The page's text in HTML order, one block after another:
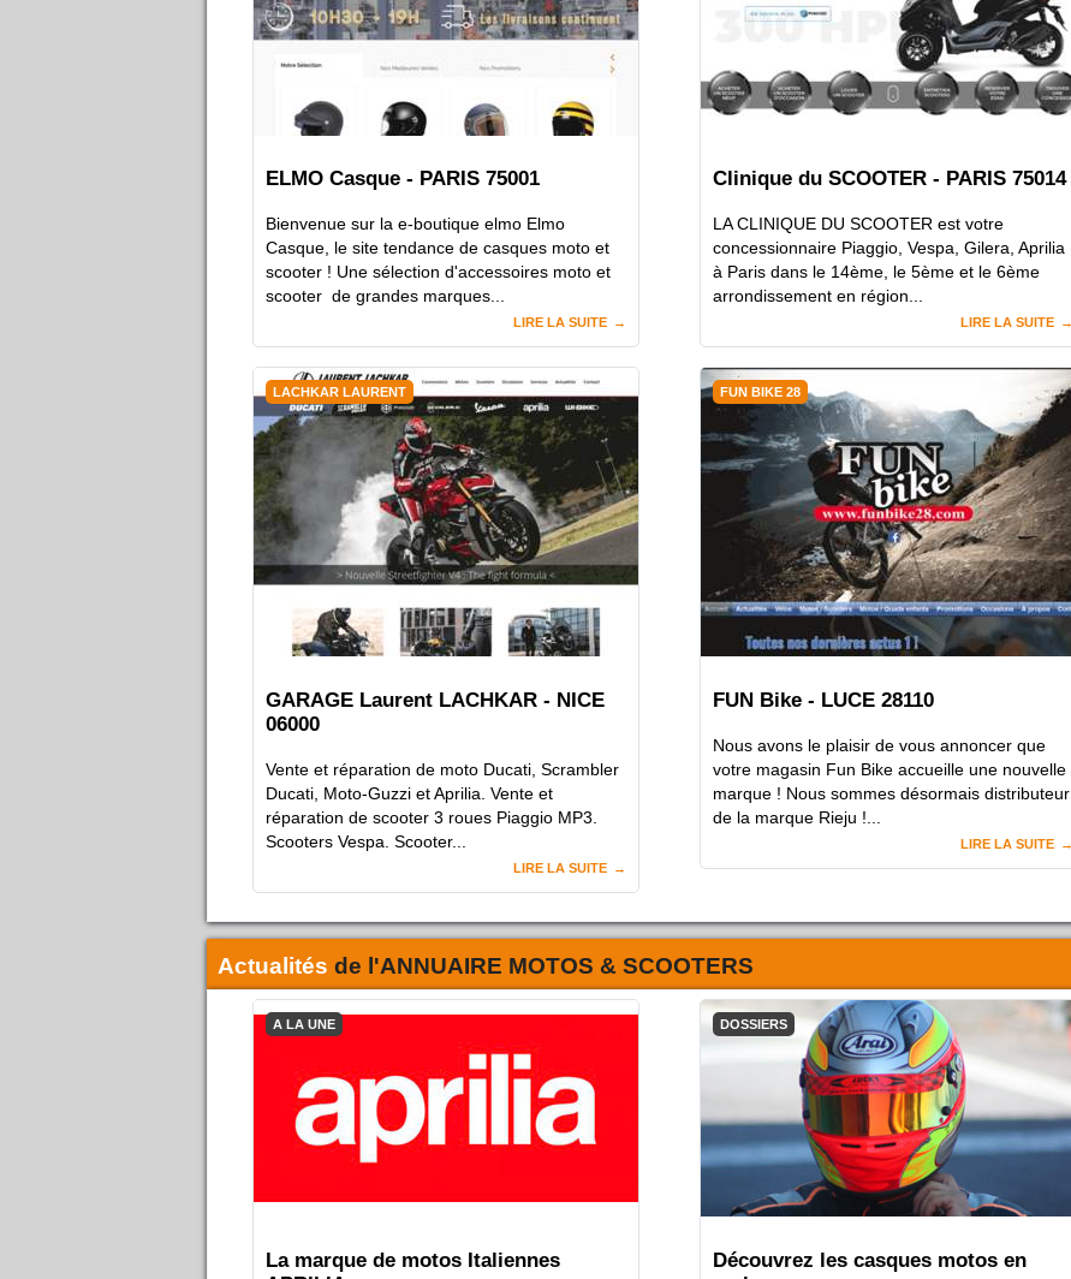
ELMO Casque - PARIS 75001
Bienvenue sur la e-boutique elmo Elmo
Casque, le site tendance de casques moto et
scooter ! Une sélection d'accessoires moto et
scooter de grandes marques...
LIRE LA SUITE
Clinique du SCOOTER - PARIS 75014
LA CLINIQUE DU SCOOTER est votre
concessionnaire Piaggio, Vespa, Gilera, Aprilia
à Paris dans le 14ème, le 5ème et le 6ème
arrondissement en région...
LIRE LA SUITE
LACHKAR LAURENT
GARAGE Laurent LACHKAR - NICE
06000
Vente et réparation de moto Ducati, Scrambler
Ducati, Moto-Guzzi et Aprilia. Vente et
réparation de scooter 3 roues Piaggio MP3.
Scooters Vespa. Scooter...
LIRE LA SUITE
FUN BIKE 28
FUN Bike - LUCE 28110
Nous avons le plaisir de vous annoncer que
votre magasin Fun Bike accueille une nouvelle
marque ! Nous sommes désormais distributeur
de la marque Rieju !...
LIRE LA SUITE
Actualités de l'ANNUAIRE MOTOS & SCOOTERS
A LA UNE
La marque de motos Italiennes
DOSSIERS
Découvrez les casques motos en